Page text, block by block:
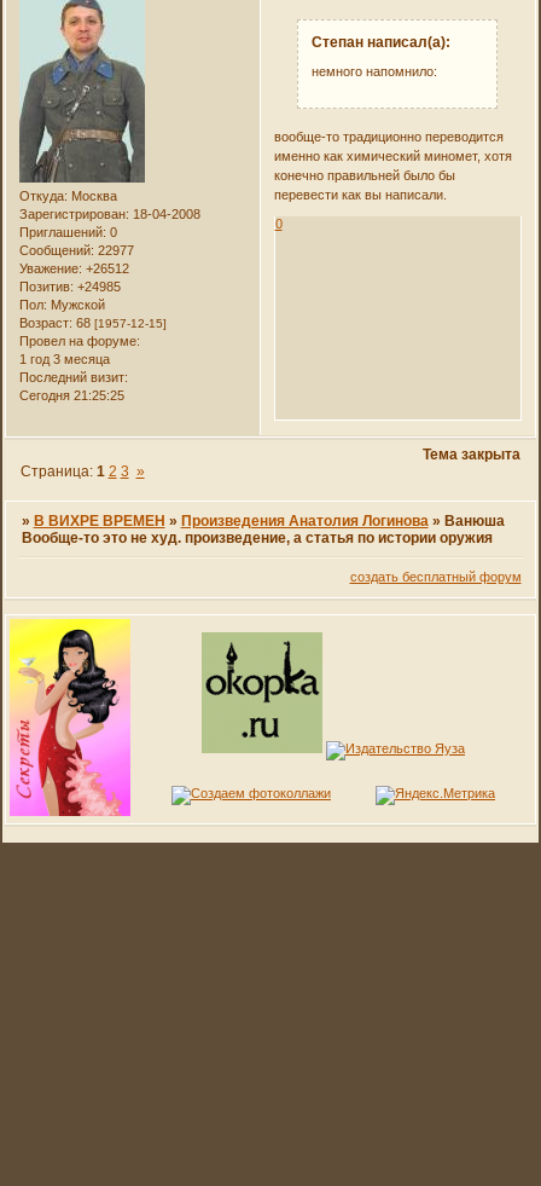
Откуда: Москва
Зарегистрирован: 18-04-2008
Приглашений: 0
Сообщений: 22977
Уважение: +26512
Позитив: +24985
Пол: Мужской
Возраст: 68[1957-12-15]
Провел на форуме:
1 год 3 месяца
Последний визит:
Сегодня 21:25:25
Степан написал(а):
немного напомнило:
вообще-то традиционно переводится
именно как химический миномет, хотя
конечно правильней было бы
перевести как вы написали.
0
Тема закрыта
Страница: 1 2 3 »
» В ВИХРЕ ВРЕМЕН » Произведения Анатолия Логинова » Ванюша
Вообще-то это не худ. произведение, а статья по истории оружия
создать бесплатный форум